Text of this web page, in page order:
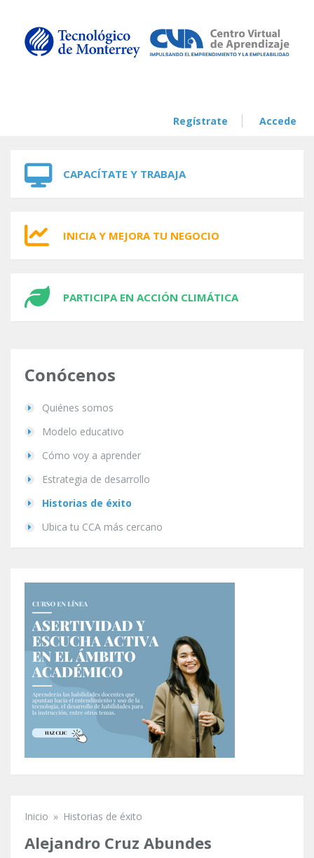
Regístrate Accede
CAPACÍTATE Y TRABAJA
INICIA Y MEJORA TU NEGOCIO
PARTICIPA EN ACCIÓN CLIMÁTICA
Conócenos
Quiénes somos
Modelo educativo
Cómo voy a aprender
Estrategia de desarrollo
Historias de éxito
Ubica tu CCA más cercano
Inicio » Historias de éxito
Alejandro Cruz Abundes